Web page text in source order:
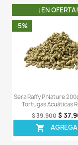
protección
salud y
ingredientes
sostenible,
(Hermetia).
ingredientes y
- 1 Bolsa
LA
- Bolsas o